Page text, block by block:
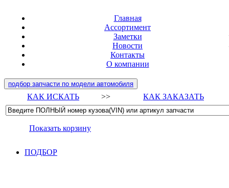
Главная
Ассортимент
Заметки
Новости
Контакты
О компании
подбор запчасти по модели автомобиля
КАК ИСКАТЬ >> КАК ЗАКАЗАТЬ
Показать корзину
ПОДБОР